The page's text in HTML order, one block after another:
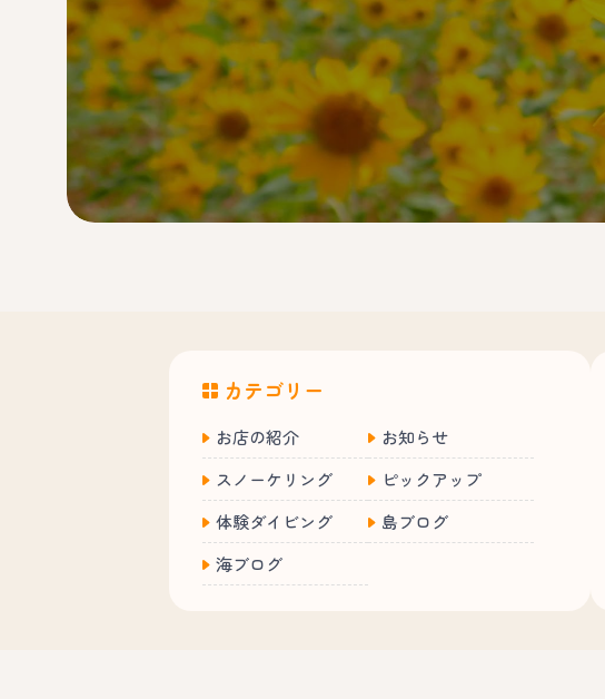
カテゴリー
お店の紹介
お知らせ
スノーケリング
ピックアップ
体験ダイビング
島ブログ
海ブログ